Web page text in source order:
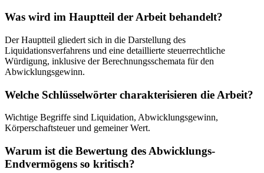
Was wird im Hauptteil der Arbeit behandelt?
Der Hauptteil gliedert sich in die Darstellung des
Liquidationsverfahrens und eine detaillierte steuerrechtliche
Würdigung, inklusive der Berechnungsschemata für den
Abwicklungsgewinn.
Welche Schlüsselwörter charakterisieren die Arbeit?
Wichtige Begriffe sind Liquidation, Abwicklungsgewinn,
Körperschaftsteuer und gemeiner Wert.
Warum ist die Bewertung des Abwicklungs-
Endvermögens so kritisch?